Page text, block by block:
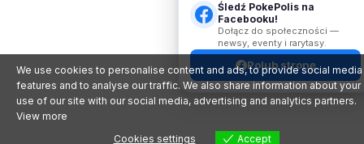
Śledź PokePolis na
Facebooku!
Dołącz do społeczności —
newsy, eventy i rarytasy.
Polub stronę
We use cookies to personalise content and ads, to provide social media
features and to analyse our traffic. We also share information about your
use of our site with our social media, advertising and analytics partners.
View more
Cookies settings
Accept